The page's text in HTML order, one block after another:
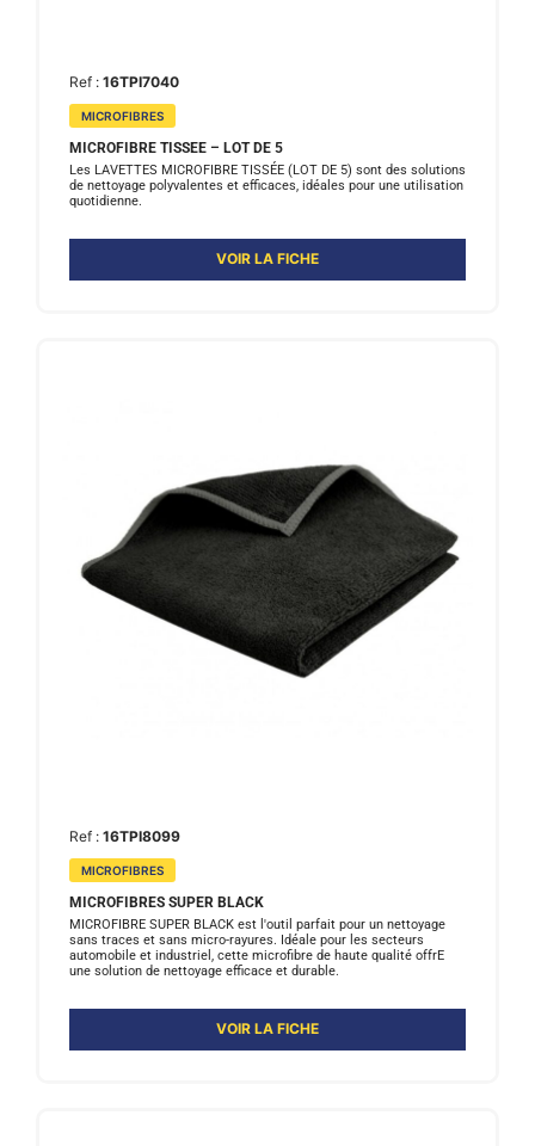
Ref : 16TPI7040
MICROFIBRES
MICROFIBRE TISSEE – LOT DE 5
Les LAVETTES MICROFIBRE TISSÉE (LOT DE 5) sont des solutions
de nettoyage polyvalentes et efficaces, idéales pour une utilisation
quotidienne.
VOIR LA FICHE
Ref : 16TPI8099
MICROFIBRES
MICROFIBRES SUPER BLACK
MICROFIBRE SUPER BLACK est l'outil parfait pour un nettoyage
sans traces et sans micro-rayures. Idéale pour les secteurs
automobile et industriel, cette microfibre de haute qualité offrE
une solution de nettoyage efficace et durable.
VOIR LA FICHE